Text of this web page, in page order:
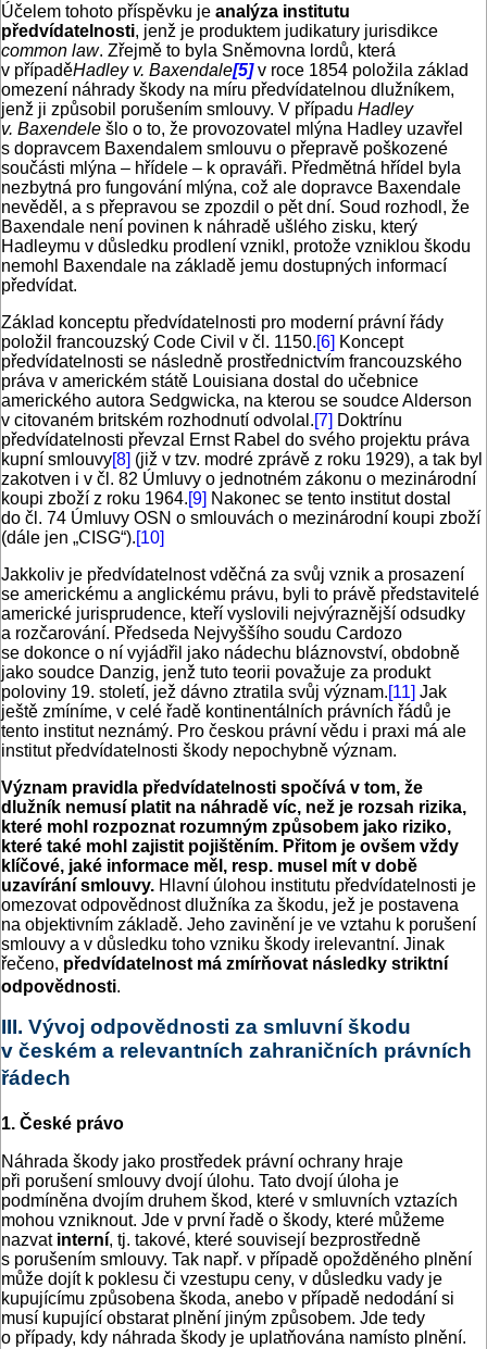
Účelem tohoto příspěvku je analýza institutu
předvídatelnosti, jenž je produktem judikatury jurisdikce
common law. Zřejmě to byla Sněmovna lordů, která
v případěHadley v. Baxendale[5]v roce 1854 položila základ
omezení náhrady škody na míru předvídatelnou dlužníkem,
jenž ji způsobil porušením smlouvy. V případu Hadley
v. Baxendele šlo o to, že provozovatel mlýna Hadley uzavřel
s dopravcem Baxendalem smlouvu o přepravě poškozené
součásti mlýna – hřídele – k opraváři. Předmětná hřídel byla
nezbytná pro fungování mlýna, což ale dopravce Baxendale
nevěděl, a s přepravou se zpozdil o pět dní. Soud rozhodl, že
Baxendale není povinen k náhradě ušlého zisku, který
Hadleymu v důsledku prodlení vznikl, protože vzniklou škodu
nemohl Baxendale na základě jemu dostupných informací
předvídat.
Základ konceptu předvídatelnosti pro moderní právní řády
položil francouzský Code Civil v čl. 1150.[6] Koncept
předvídatelnosti se následně prostřednictvím francouzského
práva v americkém státě Louisiana dostal do učebnice
amerického autora Sedgwicka, na kterou se soudce Alderson
v citovaném britském rozhodnutí odvolal.[7] Doktrínu
předvídatelnosti převzal Ernst Rabel do svého projektu práva
kupní smlouvy[8] (již v tzv. modré zprávě z roku 1929), a tak byl
zakotven i v čl. 82 Úmluvy o jednotném zákonu o mezinárodní
koupi zboží z roku 1964.[9] Nakonec se tento institut dostal
do čl. 74 Úmluvy OSN o smlouvách o mezinárodní koupi zboží
(dále jen „CISG“).[10]
Jakkoliv je předvídatelnost vděčná za svůj vznik a prosazení
se americkému a anglickému právu, byli to právě představitelé
americké jurisprudence, kteří vyslovili nejvýraznější odsudky
a rozčarování. Předseda Nejvyššího soudu Cardozo
se dokonce o ní vyjádřil jako nádechu bláznovství, obdobně
jako soudce Danzig, jenž tuto teorii považuje za produkt
poloviny 19. století, jež dávno ztratila svůj význam.[11] Jak
ještě zmíníme, v celé řadě kontinentálních právních řádů je
tento institut neznámý. Pro českou právní vědu i praxi má ale
institut předvídatelnosti škody nepochybně význam.
Význam pravidla předvídatelnosti spočívá v tom, že
dlužník nemusí platit na náhradě víc, než je rozsah rizika,
které mohl rozpoznat rozumným způsobem jako riziko,
které také mohl zajistit pojištěním. Přitom je ovšem vždy
klíčové, jaké informace měl, resp. musel mít v době
uzavírání smlouvy. Hlavní úlohou institutu předvídatelnosti je
omezovat odpovědnost dlužníka za škodu, jež je postavena
na objektivním základě. Jeho zavinění je ve vztahu k porušení
smlouvy a v důsledku toho vzniku škody irelevantní. Jinak
řečeno, předvídatelnost má zmírňovat následky striktní
odpovědnosti.
III. Vývoj odpovědnosti za smluvní škodu
v českém a relevantních zahraničních právních
řádech
1. České právo
Náhrada škody jako prostředek právní ochrany hraje
při porušení smlouvy dvojí úlohu. Tato dvojí úloha je
podmíněna dvojím druhem škod, které v smluvních vztazích
mohou vzniknout. Jde v první řadě o škody, které můžeme
nazvat interní, tj. takové, které souvisejí bezprostředně
s porušením smlouvy. Tak např. v případě opožděného plnění
může dojít k poklesu či vzestupu ceny, v důsledku vady je
kupujícímu způsobena škoda, anebo v případě nedodání si
musí kupující obstarat plnění jiným způsobem. Jde tedy
o případy, kdy náhrada škody je uplatňována namísto plnění.